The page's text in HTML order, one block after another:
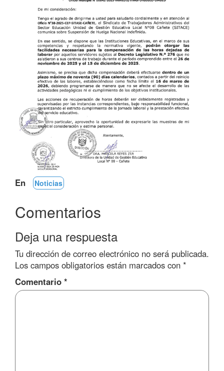
En Noticias
Comentarios
Deja una respuesta
Tu dirección de correo electrónico no será publicada.
Los campos obligatorios están marcados con *
Comentario *